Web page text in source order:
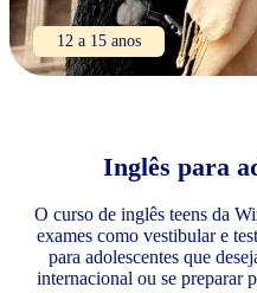
12 a 15 anos
Inglês para
O curso de inglês teens da
exames como vestibular e
para adolescentes que
internacional ou se preparar